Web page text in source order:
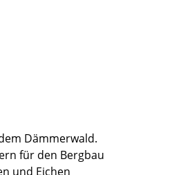
Dämmerwald.
für den Bergbau
und Eichen